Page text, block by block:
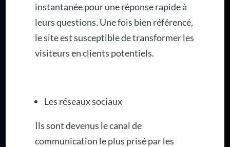
instantanée pour une réponse rapide à
leurs questions. Une fois bien référencé,
le site est susceptible de transformer les
visiteurs en clients potentiels.
Les réseaux sociaux
Ils sont devenus le canal de
communication le plus prisé par les